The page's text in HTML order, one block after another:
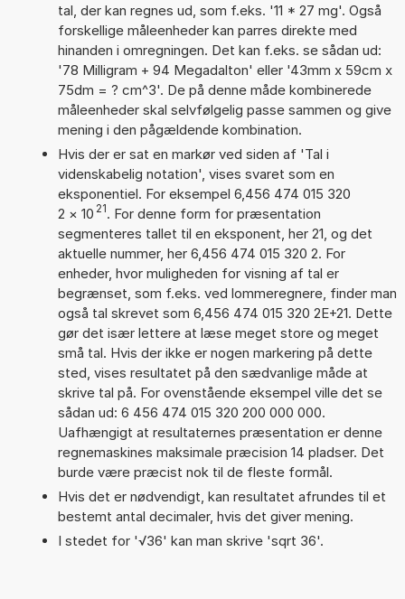
tal, der kan regnes ud, som f.eks. '11 * 27 mg'. Også
forskellige måleenheder kan parres direkte med
hinanden i omregningen. Det kan f.eks. se sådan ud:
'78 Milligram + 94 Megadalton' eller '43mm x 59cm x
75dm = ? cm^3'. De på denne måde kombinerede
måleenheder skal selvfølgelig passe sammen og give
mening i den pågældende kombination.
Hvis der er sat en markør ved siden af 'Tal i
videnskabelig notation', vises svaret som en
eksponentiel. For eksempel 6,456 474 015 320
2 × 10 21. For denne form for præsentation
segmenteres tallet til en eksponent, her 21, og det
aktuelle nummer, her 6,456 474 015 320 2. For
enheder, hvor muligheden for visning af tal er
begrænset, som f.eks. ved lommeregnere, finder man
også tal skrevet som 6,456 474 015 320 2E+21. Dette
gør det især lettere at læse meget store og meget
små tal. Hvis der ikke er nogen markering på dette
sted, vises resultatet på den sædvanlige måde at
skrive tal på. For ovenstående eksempel ville det se
sådan ud: 6 456 474 015 320 200 000 000.
Uafhængigt at resultaternes præsentation er denne
regnemaskines maksimale præcision 14 pladser. Det
burde være præcist nok til de fleste formål.
Hvis det er nødvendigt, kan resultatet afrundes til et
bestemt antal decimaler, hvis det giver mening.
I stedet for '√36' kan man skrive 'sqrt 36'.